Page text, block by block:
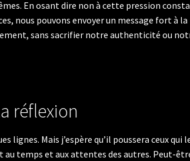
En osant dire non à cette pression
nous pouvons envoyer un message fort à la
sans sacrifier notre authenticité ou
réflexion
lignes. Mais j’espère qu’il poussera ceux qui
temps et aux attentes des autres. Peut-